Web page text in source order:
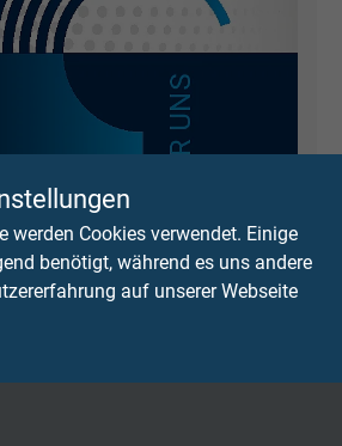
werden Cookies verwendet. Einige
benötigt, während es uns andere
auf unserer Webseite